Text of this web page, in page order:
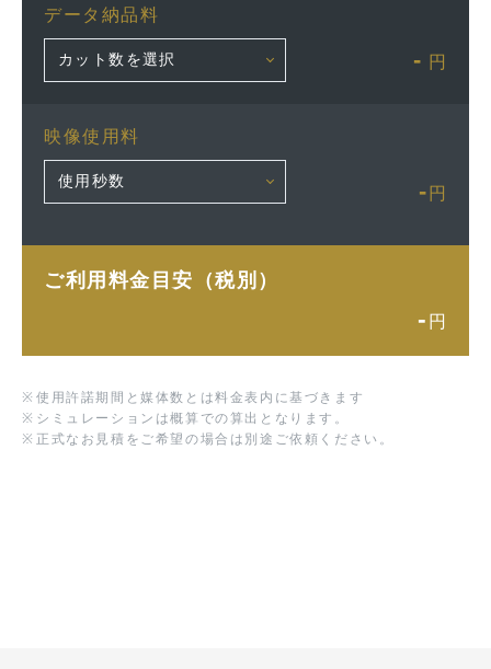
データ納品料
- 円
映像使用料
- 円
ご利用料金目安（税別）
- 円
※ 使用許諾期間と媒体数とは料金表内に基づきます
※ シミュレーションは概算での算出となります。
※ 正式なお見積をご希望の場合は別途ご依頼ください。